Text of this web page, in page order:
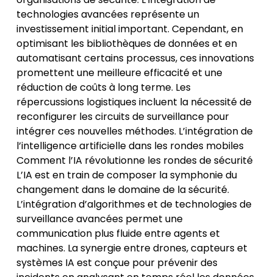
technologies avancées représente un
investissement initial important. Cependant, en
optimisant les bibliothèques de données et en
automatisant certains processus, ces innovations
promettent une meilleure efficacité et une
réduction de coûts à long terme. Les
répercussions logistiques incluent la nécessité de
reconfigurer les circuits de surveillance pour
intégrer ces nouvelles méthodes. L’intégration de
l’intelligence artificielle dans les rondes mobiles
Comment l’IA révolutionne les rondes de sécurité
L’IA est en train de composer la symphonie du
changement dans le domaine de la sécurité.
L’intégration d’algorithmes et de technologies de
surveillance avancées permet une
communication plus fluide entre agents et
machines. La synergie entre drones, capteurs et
systèmes IA est conçue pour prévenir des